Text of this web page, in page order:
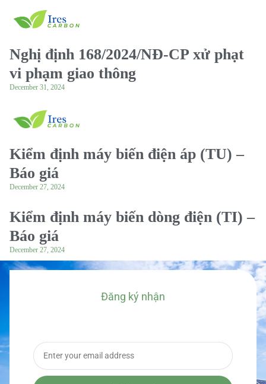
Nghị định 168/2024/NĐ-CP xử phạt
vi phạm giao thông
December 31, 2024
Kiểm định máy biến điện áp (TU) –
Báo giá
December 27, 2024
Kiểm định máy biến dòng điện (TI) –
Báo giá
December 27, 2024
Đăng ký nhận